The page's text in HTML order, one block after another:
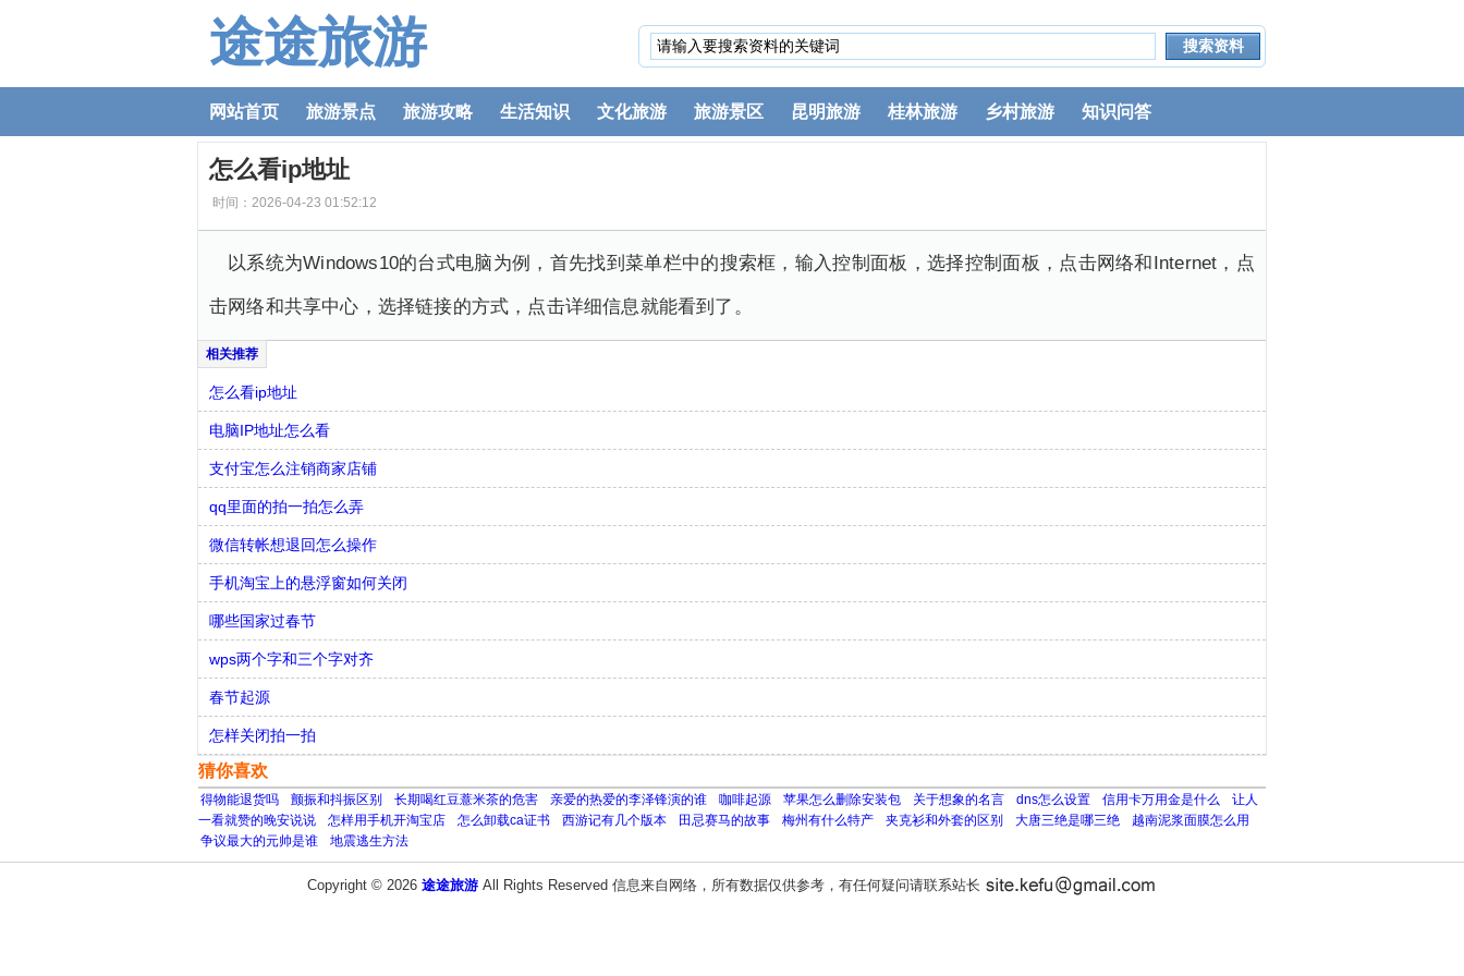
途途旅游
网站首页 旅游景点 旅游攻略 生活知识 文化旅游 旅游景区 昆明旅游 桂林旅游 乡村旅游 知识问答
怎么看ip地址
时间：2026-04-23 01:52:12
以系统为Windows10的台式电脑为例，首先找到菜单栏中的搜索框，输入控制面板，选择控制面板，点击网络和Internet，点
击网络和共享中心，选择链接的方式，点击详细信息就能看到了。
怎么看ip地址
电脑IP地址怎么看
支付宝怎么注销商家店铺
qq里面的拍一拍怎么弄
微信转帐想退回怎么操作
手机淘宝上的悬浮窗如何关闭
哪些国家过春节
wps两个字和三个字对齐
春节起源
怎样关闭拍一拍
猜你喜欢
得物能退货吗 颤振和抖振区别 长期喝红豆薏米茶的危害 亲爱的热爱的李泽锋演的谁 咖啡起源 苹果怎么删除安装包 关于想象的名言 dns怎么设置 信用卡万用金是什么
让人
一看就赞的晚安说说
怎样用手机开淘宝店 怎么卸载ca证书 西游记有几个版本 田忌赛马的故事 梅州有什么特产 夹克衫和外套的区别 大唐三绝是哪三绝
越南泥浆面膜怎么用
争议最大的元帅是谁
地震逃生方法
Copyright © 2026 途途旅游 All Rights Reserved 信息来自网络，所有数据仅供参考，有任何疑问请联系站长